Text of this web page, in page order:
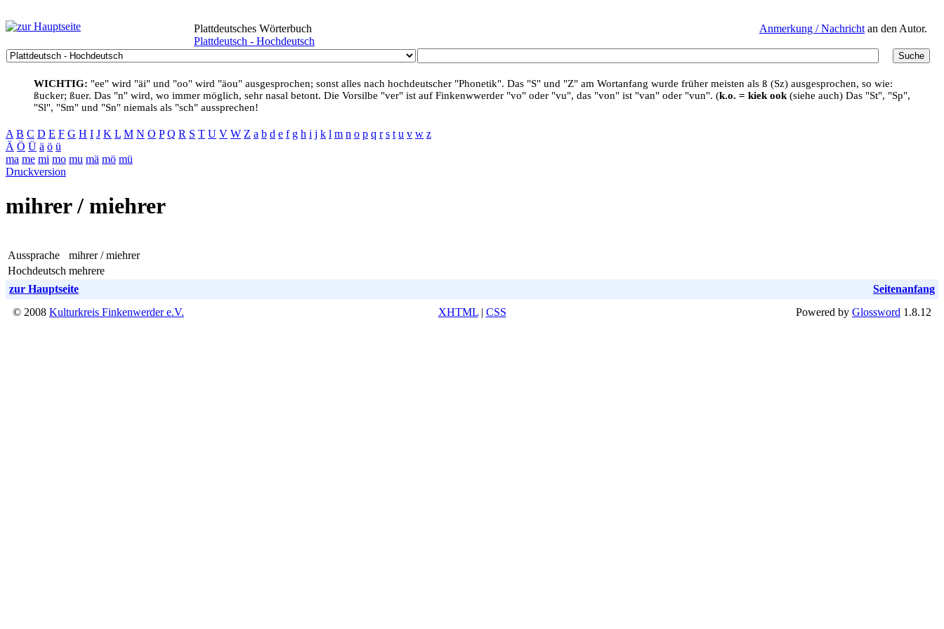
Anmerkung / Nachricht an den Autor.
Plattdeutsches Wörterbuch
Plattdeutsch - Hochdeutsch
WICHTIG: "ee" wird "äi" und "oo" wird "äou" ausgesprochen; sonst alles nach hochdeutscher "Phonetik". Das "S" und "Z" am Wortanfang wurde früher meisten als ß (Sz) ausgesprochen, so wie:
ßucker; ßuer. Das "n" wird, wo immer möglich, sehr nasal betont. Die Vorsilbe "ver" ist auf Finkenwwerder "vo" oder "vu", das "von" ist "van" oder "vun". (k.o. = kiek ook (siehe auch) Das "St", "Sp",
"Sl", "Sm" und "Sn" niemals als "sch" aussprechen!
A B C D E F G H I J K L M N O P Q R S T U V W Z a b d e f g h i j k l m n o p q r s t u v w z
Ä Ö Ü ä ö ü
ma me mi mo mu mä mö mü
Druckversion
mihrer / miehrer
Aussprache
mihrer / miehrer
Hochdeutsch mehrere
zur Hauptseite
Seitenanfang
© 2008 Kulturkreis Finkenwerder e.V. XHTML| CSS Powered by Glossword 1.8.12